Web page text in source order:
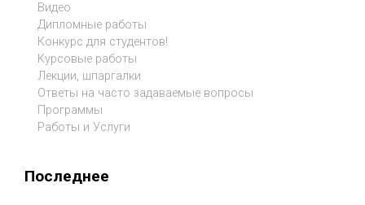
Видео
Дипломные работы
Конкурс для студентов!
Курсовые работы
Лекции, шпаргалки
Ответы на часто задаваемые вопросы
Программы
Работы и Услуги
Последнее